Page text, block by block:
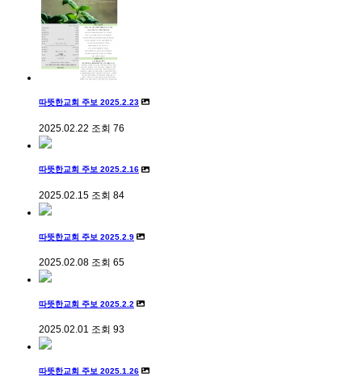
따뜻한교회 주보 2025.2.23
2025.02.22 조회 76
따뜻한교회 주보 2025.2.16
2025.02.15 조회 84
따뜻한교회 주보 2025.2.9
2025.02.08 조회 65
따뜻한교회 주보 2025.2.2
2025.02.01 조회 93
따뜻한교회 주보 2025.1.26